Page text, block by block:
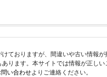
ておりますが、間違いや古い情報
ります。本サイトでは情報が正し
問い合わせよりご連絡ください。